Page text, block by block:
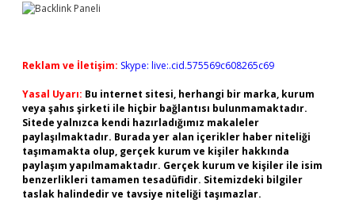
Reklam ve İletişim: Skype: live:.cid.575569c608265c69
Yasal Uyarı: Bu internet sitesi, herhangi bir marka, kurum
veya şahıs şirketi ile hiçbir bağlantısı bulunmamaktadır.
Sitede yalnızca kendi hazırladığımız makaleler
paylaşılmaktadır. Burada yer alan içerikler haber niteliği
taşımamakta olup, gerçek kurum ve kişiler hakkında
paylaşım yapılmamaktadır. Gerçek kurum ve kişiler ile isim
benzerlikleri tamamen tesadüfidir. Sitemizdeki bilgiler
taslak halindedir ve tavsiye niteliği taşımazlar.